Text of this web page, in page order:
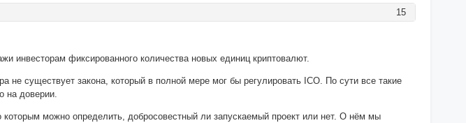
15
инвесторам фиксированного количества новых единиц криптовалют.
не существует закона, который в полной мере мог бы регулировать ICO. По сути все такие
на доверии.
можно определить, добросовестный ли запускаемый проект или нет. О нём мы